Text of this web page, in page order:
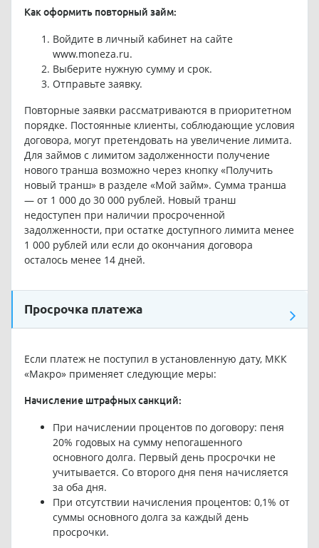
Как оформить повторный займ:
Войдите в личный кабинет на сайте
www.moneza.ru.
Выберите нужную сумму и срок.
Отправьте заявку.
Повторные заявки рассматриваются в приоритетном
порядке. Постоянные клиенты, соблюдающие условия
договора, могут претендовать на увеличение лимита.
Для займов с лимитом задолженности получение
нового транша возможно через кнопку «Получить
новый транш» в разделе «Мой займ». Сумма транша
— от 1 000 до 30 000 рублей. Новый транш
недоступен при наличии просроченной
задолженности, при остатке доступного лимита менее
1 000 рублей или если до окончания договора
осталось менее 14 дней.
Просрочка платежа
Если платеж не поступил в установленную дату, МКК
«Макро» применяет следующие меры:
Начисление штрафных санкций:
При начислении процентов по договору: пеня
20% годовых на сумму непогашенного
основного долга. Первый день просрочки не
учитывается. Со второго дня пеня начисляется
за оба дня.
При отсутствии начисления процентов: 0,1% от
суммы основного долга за каждый день
просрочки.